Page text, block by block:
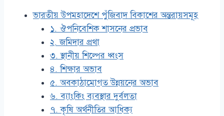
ভারতীয় উপমহাদেশে পুঁজিবাদ বিকাশের অন্তরায়সমূহ
১. ঔপনিবেশিক শাসনের প্রভাব
২. জমিদার প্রথা
৩. স্থানীয় শিল্পের ধ্বংস
৪. শিক্ষার অভাব
৫. অবকাঠামোগত উন্নয়নের অভাব
৬. ব্যাংকিং ব্যবস্থার দুর্বলতা
৭. কৃষি অর্থনীতির আধিক্য